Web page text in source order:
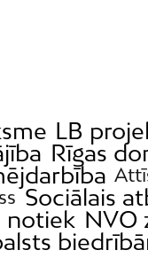
LB
Rīgas
Sociālais
notiek NVO